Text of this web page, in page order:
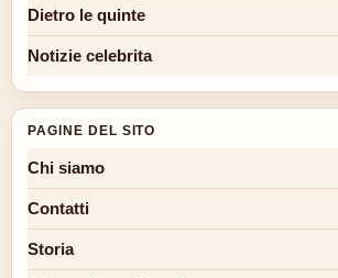
Dietro le quinte
Notizie celebrita
PAGINE DEL SITO
Chi siamo
Contatti
Storia